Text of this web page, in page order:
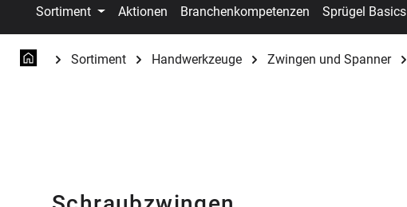
Sortiment Aktionen Branchenkompetenzen Sprügel Basics
Sortiment Handwerkzeuge Zwingen und Spanner